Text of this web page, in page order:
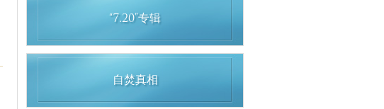
“7.20”专辑
自焚真相